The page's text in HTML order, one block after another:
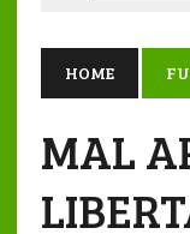
HOME
MAL